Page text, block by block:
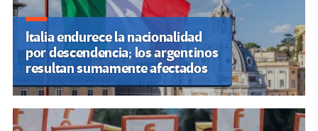
Italia endurece la nacionalidad
por descendencia; los argentinos
resultan sumamente afectados